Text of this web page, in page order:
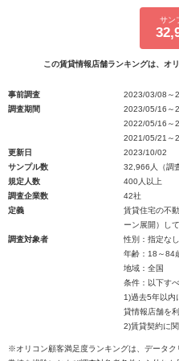
サン
この賃貸情報店舗ランキングは、オ
事前調査
2023/03/08～
調査期間
2023/05/16～
2022/05/16～
2021/05/21～
更新日
2023/10/02
サンプル数
32,966人（調
規定人数
400人以上
調査企業数
42社
定義
賃貸住宅の不
ーン展開）し
調査対象者
性別：指定なし
年齢：18～84
地域：全国
条件：以下す
1)過去5年以内
貸情報店舗を
2)賃貸契約に
※オリコン顧客満足度ランキングは、データ